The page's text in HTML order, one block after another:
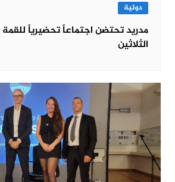
دولية
مدريد تحتضن اجتماعاً تحضيرياً للقمة
الثلاثين